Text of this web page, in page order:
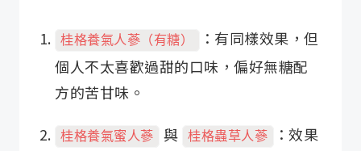
桂格養氣人蔘（有糖）
：有同樣效果，但
個人不太喜歡過甜的口味，偏好無糖配
方的苦甘味。
桂格養氣蜜人蔘 與 桂格蟲草人蔘
：效果